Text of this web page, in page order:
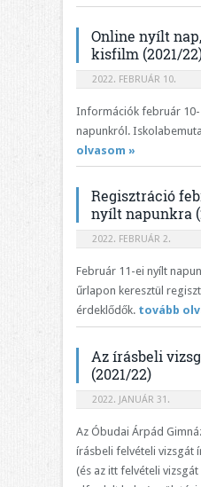
Online nyílt
kisfilm (2021/
2022. FEBRUÁR 10.
Információk február
napunkról.
olvasom »
Regisztráció
nyílt napunkra
2022. FEBRUÁR 2.
Február 11-ei nyílt
űrlapon keresztül
érdeklődők. tovább
Az írásbeli
(2021/22)
2022. JANUÁR 31.
Az Óbudai Árpád
írásbeli felvételi vizsgát
(és az itt felvételi